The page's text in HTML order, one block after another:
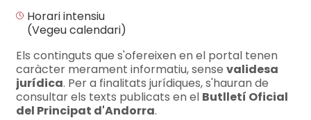
Horari intensiu
(Vegeu calendari)
Els continguts que s'ofereixen en el portal tenen
caràcter merament informatiu, sense validesa
jurídica. Per a finalitats jurídiques, s'hauran de
consultar els texts publicats en el Butlletí Oficial
del Principat d'Andorra.